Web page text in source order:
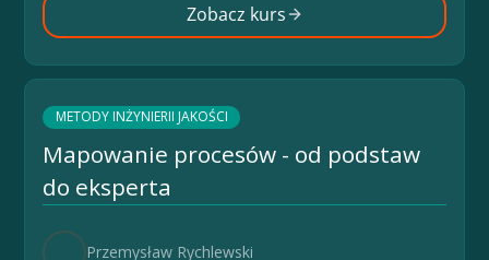
Zobacz kurs
METODY INŻYNIERII JAKOŚCI
Mapowanie procesów - od podstaw
do eksperta
Przemysław Rychlewski